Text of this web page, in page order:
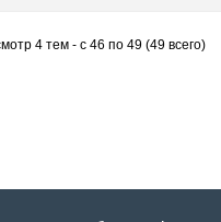
4 тем - с 46 по 49 (49 всего)